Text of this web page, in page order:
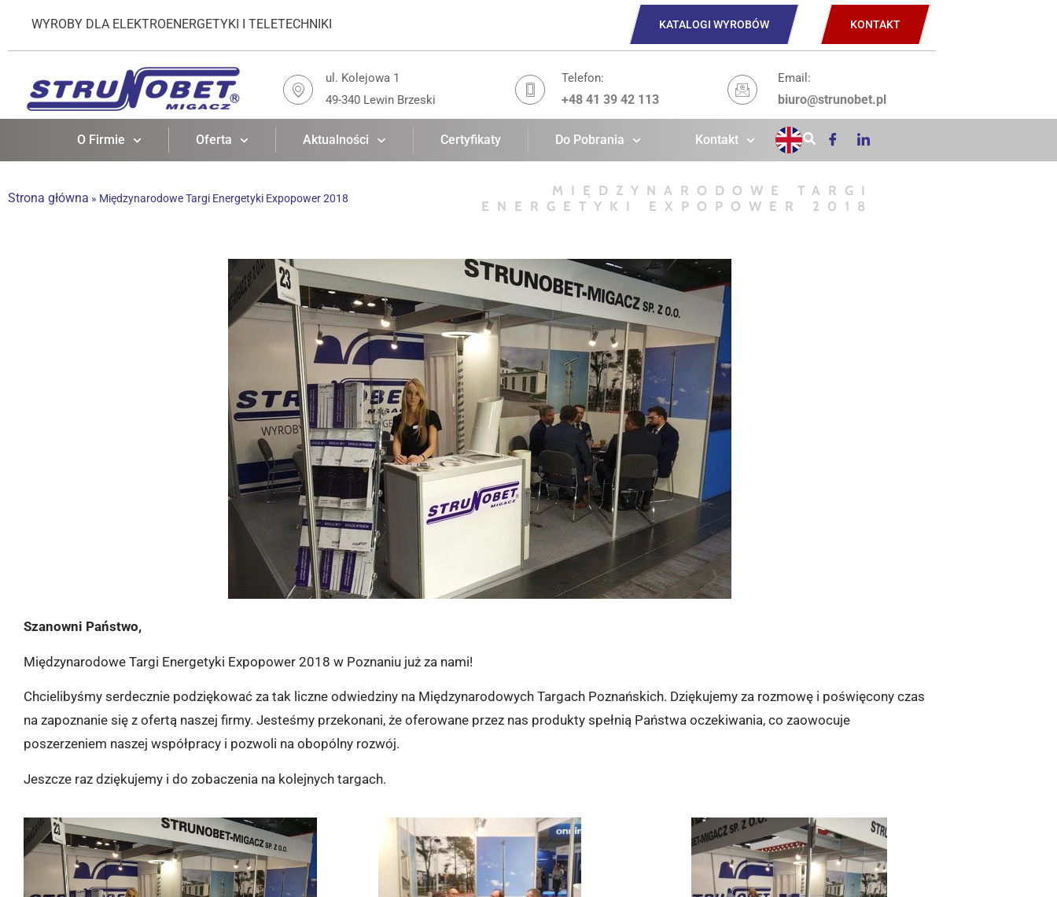
WYROBY DLA ELEKTROENERGETYKI I TELETECHNIKI KATALOGI WYROBÓW KONTAKT
ul. Kolejowa 1
49-340 Lewin Brzeski
Telefon:
+48 41 39 42 113
Email:
biuro@strunobet.pl
O Firmie Oferta Aktualności Certyfikaty Do Pobrania Kontakt
Strona główna » Międzynarodowe Targi Energetyki Expopower 2018
MIĘDZYNARODOWE TARGI
ENERGETYKI EXPOPOWER 2018
Szanowni Państwo,
Międzynarodowe Targi Energetyki Expopower 2018 w Poznaniu już za nami!
Chcielibyśmy serdecznie podziękować za tak liczne odwiedziny na Międzynarodowych Targach Poznańskich. Dziękujemy za rozmowę i poświęcony czas
na zapoznanie się z ofertą naszej firmy. Jesteśmy przekonani, że oferowane przez nas produkty spełnią Państwa oczekiwania, co zaowocuje
poszerzeniem naszej współpracy i pozwoli na obopólny rozwój.
Jeszcze raz dziękujemy i do zobaczenia na kolejnych targach.